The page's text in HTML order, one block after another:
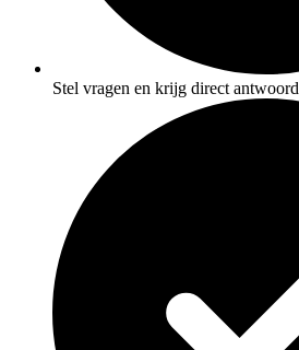
Stel vragen en krijg direct antwoord